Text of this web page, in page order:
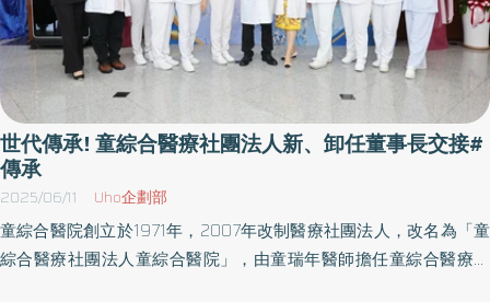
世代傳承! 童綜合醫療社團法人新、卸任董事長交接#
傳承
2025/06/11 Uho企劃部
童綜合醫院創立於1971年，2007年改制醫療社團法人，改名為「童
綜合醫療社團法人童綜合醫院」，由童瑞年醫師擔任童綜合醫療社